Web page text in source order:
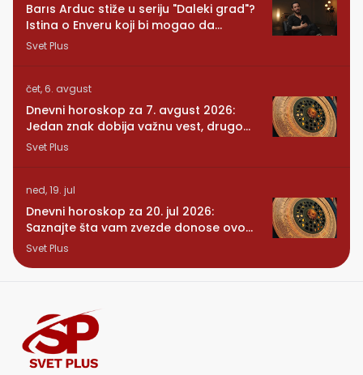
Barıs Arduc stiže u seriju "Daleki grad"?
Istina o Enveru koji bi mogao da
promeni sve
Svet Plus
čet, 6. avgust
Dnevni horoskop za 7. avgust 2026:
Jedan znak dobija važnu vest, drugom
se vraća osoba iz prošlosti
Svet Plus
ned, 19. jul
Dnevni horoskop za 20. jul 2026:
Saznajte šta vam zvezde donose ovog
ponedeljka
Svet Plus